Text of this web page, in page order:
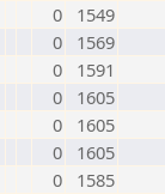
0
1549
0
1569
0
1591
0
1605
0
1605
0
1605
0
1585